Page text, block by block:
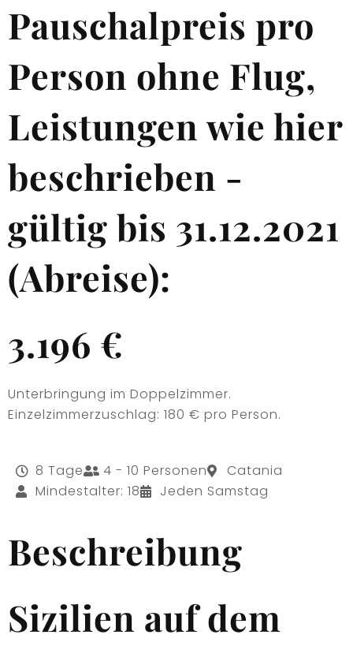
Pauschalpreis pro
Person ohne Flug,
Leistungen wie hier
beschrieben -
gültig bis 31.12.2021
(Abreise):
3.196 €
Unterbringung im Doppelzimmer.
Einzelzimmerzuschlag: 180 € pro Person.
8 Tage 4 - 10 Personen
Catania
Mindestalter: 18
Jeden Samstag
Beschreibung
Sizilien auf dem